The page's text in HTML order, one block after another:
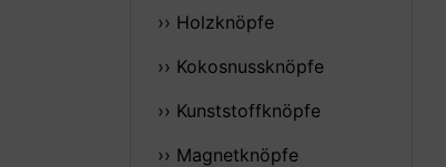
›› Holzknöpfe
›› Kokosnussknöpfe
›› Kunststoffknöpfe
›› Magnetknöpfe